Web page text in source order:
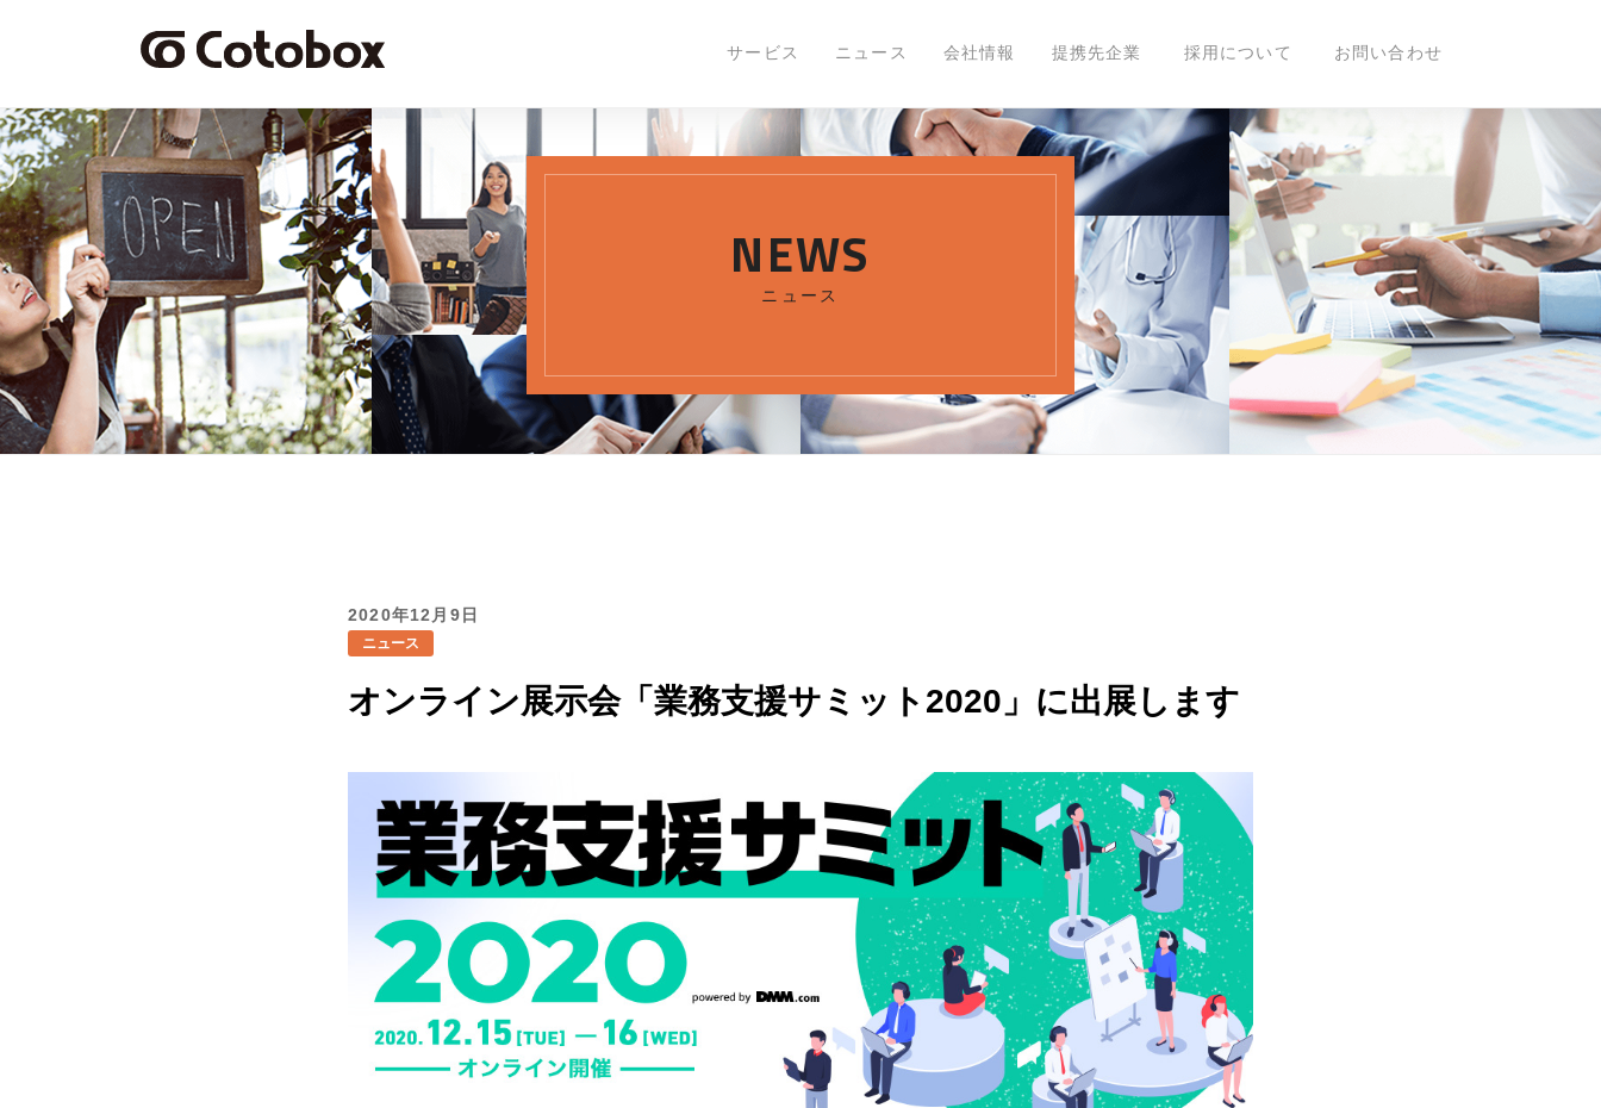
サービス ニュース 会社情報 提携先企業 採用について お問い合わせ
Cotobox cotobox株式会社 オンライン展示会「業務支援サミット2020」に出展します
NEWS
ニュース
2020年12月9日
ニュース
オンライン展示会「業務支援サミット2020」に出展します